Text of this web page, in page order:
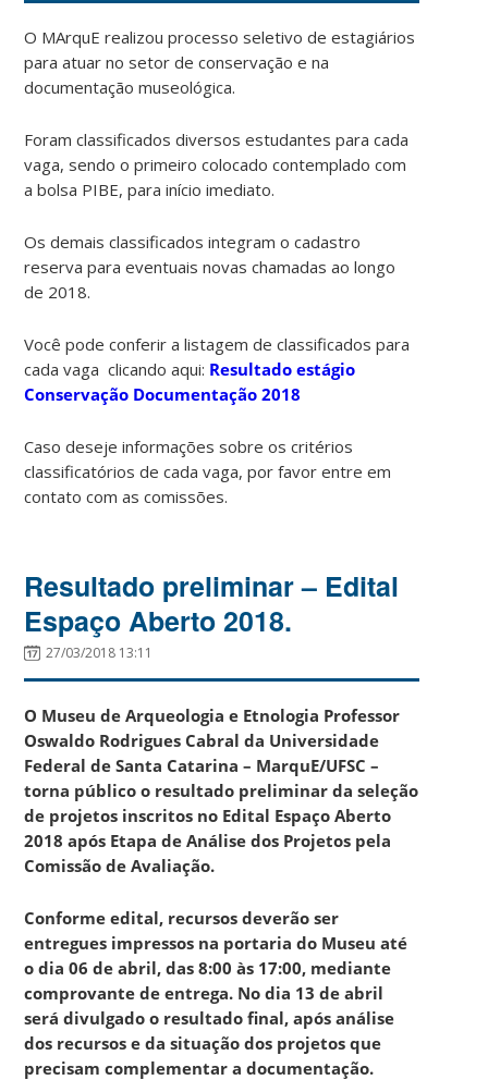
O MArquE realizou processo seletivo de estagiários
para atuar no setor de conservação e na
documentação museológica.
Foram classificados diversos estudantes para cada
vaga, sendo o primeiro colocado contemplado com
a bolsa PIBE, para início imediato.
Os demais classificados integram o cadastro
reserva para eventuais novas chamadas ao longo
de 2018.
Você pode conferir a listagem de classificados para
cada vaga clicando aqui: Resultado estágio
Conservação Documentação 2018
Caso deseje informações sobre os critérios
classificatórios de cada vaga, por favor entre em
contato com as comissões.
Resultado preliminar – Edital
Espaço Aberto 2018.
27/03/2018 13:11
O Museu de Arqueologia e Etnologia Professor
Oswaldo Rodrigues Cabral da Universidade
Federal de Santa Catarina – MarquE/UFSC –
torna público o resultado preliminar da seleção
de projetos inscritos no Edital Espaço Aberto
2018 após Etapa de Análise dos Projetos pela
Comissão de Avaliação.
Conforme edital, recursos deverão ser
entregues impressos na portaria do Museu até
o dia 06 de abril, das 8:00 às 17:00, mediante
comprovante de entrega. No dia 13 de abril
será divulgado o resultado final, após análise
dos recursos e da situação dos projetos que
precisam complementar a documentação.